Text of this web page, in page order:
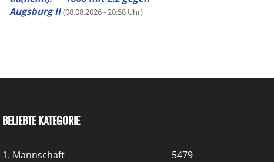
Augsburg II (08.08.2026 - 20:58 Uhr)
BELIEBTE KATEGORIE
1. Mannschaft
5479